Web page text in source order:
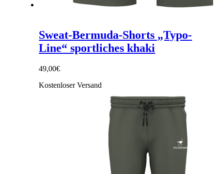
Link zu Instagram
Sweat-Bermuda-Shorts „Typo-
Line“ sportliches khaki
49,00€
Kostenloser Versand